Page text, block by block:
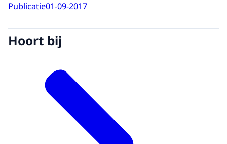
Publicatie01-09-2017
Hoort bij